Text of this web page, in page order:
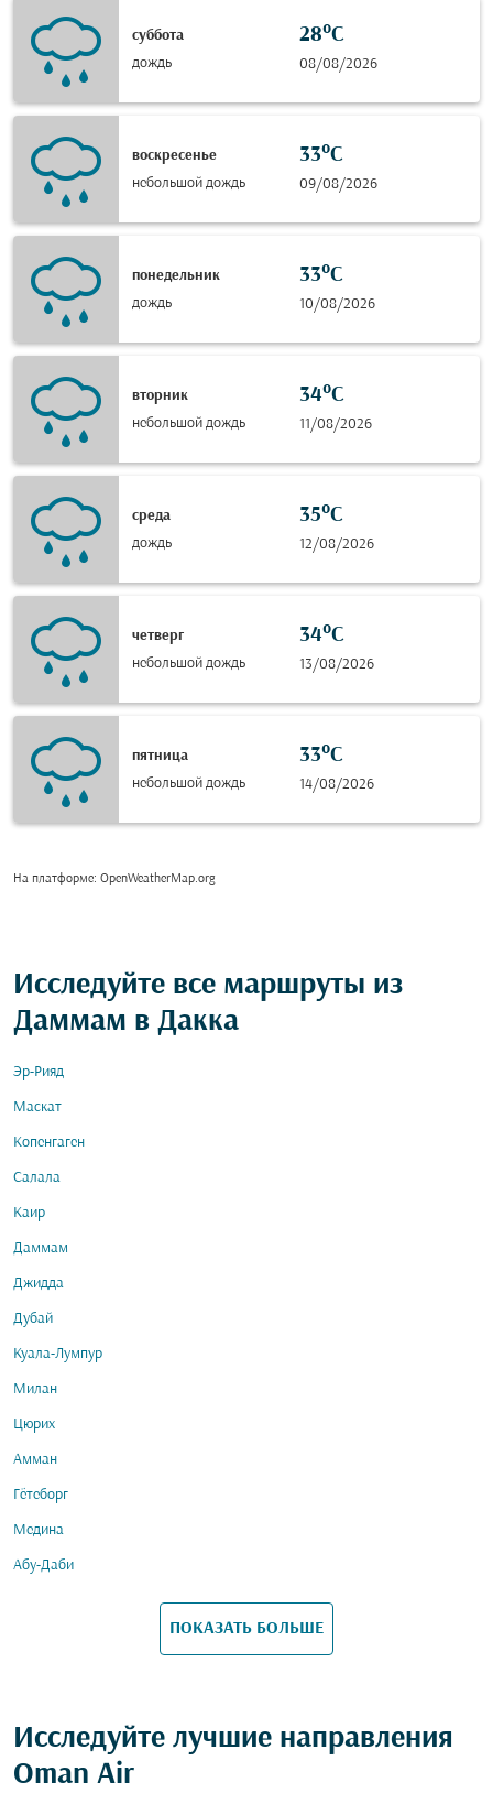
суббота
дождь
28°C
08/08/2026
воскресенье
небольшой дождь
33°C
09/08/2026
понедельник
дождь
33°C
10/08/2026
вторник
небольшой дождь
34°C
11/08/2026
среда
дождь
35°C
12/08/2026
четверг
небольшой дождь
34°C
13/08/2026
пятница
небольшой дождь
33°C
14/08/2026
На платформе: OpenWeatherMap.org
Исследуйте все маршруты из
Даммам в Дакка
Эр-Рияд
Маскат
Копенгаген
Салала
Каир
Даммам
Джидда
Дубай
Куала-Лумпур
Милан
Цюрих
Амман
Гётеборг
Медина
Абу-Даби
ПОКАЗАТЬ БОЛЬШЕ
Исследуйте лучшие направления
Oman Air